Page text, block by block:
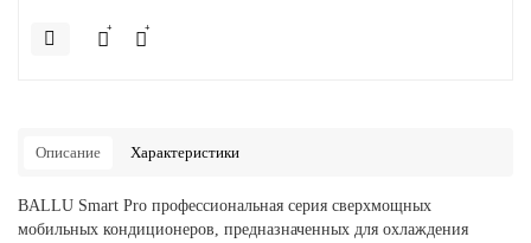
Описание Характеристики
BALLU Smart Pro профессиональная серия сверхмощных
мобильных кондиционеров, предназначенных для охлаждения